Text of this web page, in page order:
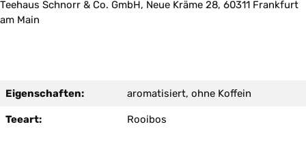
Teehaus Schnorr & Co. GmbH, Neue Kräme 28, 60311 Frankfurt
am Main
Eigenschaften: aromatisiert, ohne Koffein
Teeart: Rooibos